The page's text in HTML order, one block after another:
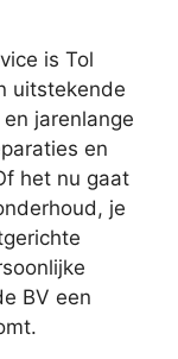
is Tol
uitstekende
jarenlange
en
het nu gaat
je
BV een